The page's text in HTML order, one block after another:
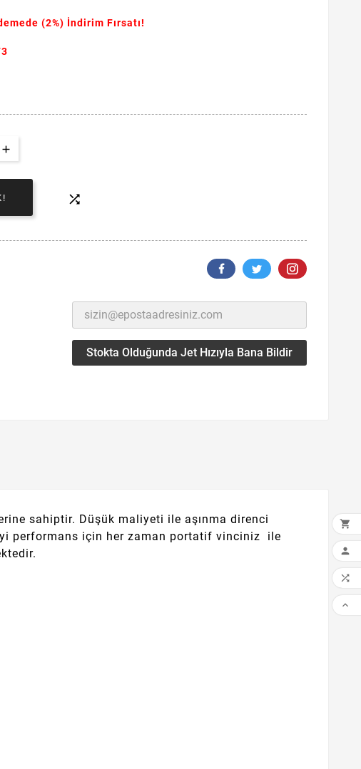
(2%) İndirim Fırsatı!

Stokta Olduğunda Jet Hızıyla Bana Bildir
sahiptir. Düşük maliyeti ile aşınma direnci
performans için her zaman portatif vinciniz ile



